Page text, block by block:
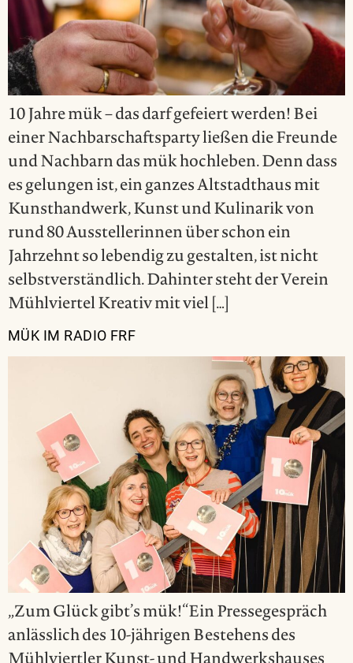
10 Jahre mük – das darf gefeiert werden! Bei
einer Nachbarschaftsparty ließen die Freunde
und Nachbarn das mük hochleben. Denn dass
es gelungen ist, ein ganzes Altstadthaus mit
Kunsthandwerk, Kunst und Kulinarik von
rund 80 Ausstellerinnen über schon ein
Jahrzehnt so lebendig zu gestalten, ist nicht
selbstverständlich. Dahinter steht der Verein
Mühlviertel Kreativ mit viel […]
MÜK IM RADIO FRF
„Zum Glück gibt’s mük!“Ein Pressegespräch
anlässlich des 10-jährigen Bestehens des